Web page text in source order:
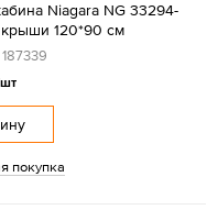
Niagara NG 33294-
крыши 120*90 см
покупка